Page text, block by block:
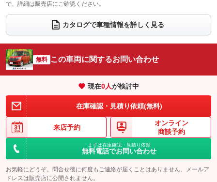
ウォークスルー
電動リアゲート フロントカメラ
：装備あり
シートエアコン
：装備なし 全周囲カメラ
：装備あり
サイドカメラ
：装備あり ルーフレール
：装備なし
エアサスペンション ヘッドライトウォッシャー
で、詳細は販売店にご確認ください。
カタログで車種情報を詳しく見る
無料 この車両に関するお問い合わせ
現在0人が検討中
在庫確認・見積り依頼(無料)
来店予約
オンライン
商談予約
まずは在庫確認・見積り依頼
無料電話でお問い合わせ
お気軽にどうぞ。問合せ後に何度もご連絡が届くことはありません。メールア
ドレスは販売店に公開されません。